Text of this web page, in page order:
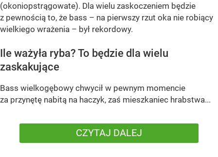
(okoniopstrągowate). Dla wielu zaskoczeniem będzie
z pewnością to, że bass – na pierwszy rzut oka nie robiący
wielkiego wrażenia – był rekordowy.
Ile ważyła ryba? To będzie dla wielu
zaskakujące
Bass wielkogębowy chwycił w pewnym momencie
za przynętę nabitą na haczyk, zaś mieszkaniec hrabstwa...
CZYTAJ DALEJ